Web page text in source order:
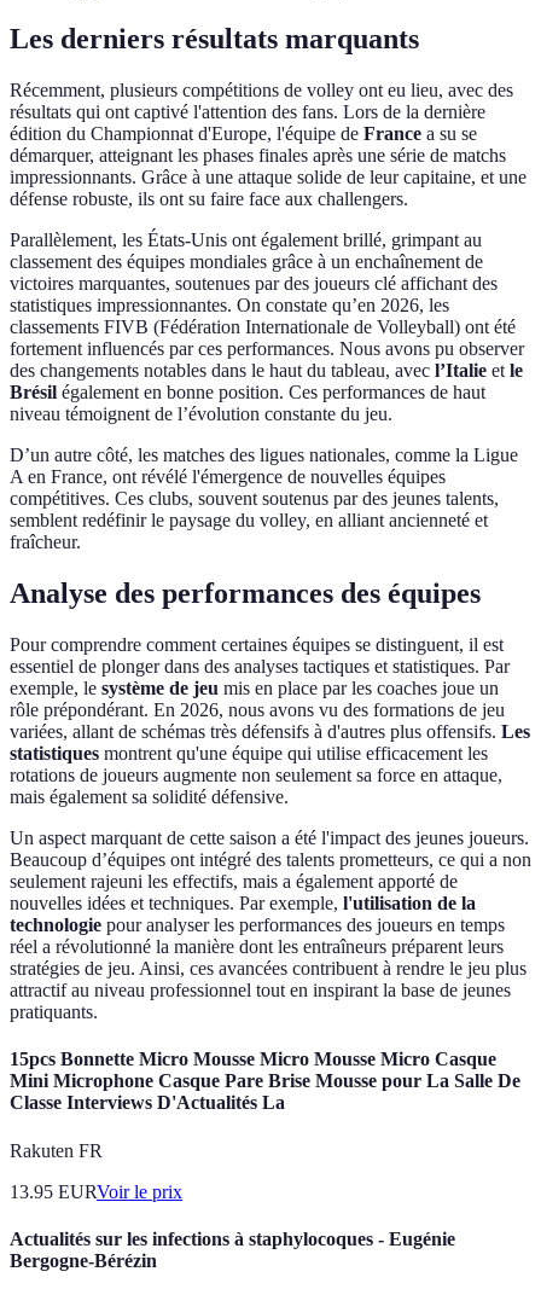
Les derniers résultats marquants
Récemment, plusieurs compétitions de volley ont eu lieu, avec des
résultats qui ont captivé l'attention des fans. Lors de la dernière
édition du Championnat d'Europe, l'équipe de France a su se
démarquer, atteignant les phases finales après une série de matchs
impressionnants. Grâce à une attaque solide de leur capitaine, et une
défense robuste, ils ont su faire face aux challengers.
Parallèlement, les États-Unis ont également brillé, grimpant au
classement des équipes mondiales grâce à un enchaînement de
victoires marquantes, soutenues par des joueurs clé affichant des
statistiques impressionnantes. On constate qu’en 2026, les
classements FIVB (Fédération Internationale de Volleyball) ont été
fortement influencés par ces performances. Nous avons pu observer
des changements notables dans le haut du tableau, avec l’Italie et le
Brésil également en bonne position. Ces performances de haut
niveau témoignent de l’évolution constante du jeu.
D’un autre côté, les matches des ligues nationales, comme la Ligue
A en France, ont révélé l'émergence de nouvelles équipes
compétitives. Ces clubs, souvent soutenus par des jeunes talents,
semblent redéfinir le paysage du volley, en alliant ancienneté et
fraîcheur.
Analyse des performances des équipes
Pour comprendre comment certaines équipes se distinguent, il est
essentiel de plonger dans des analyses tactiques et statistiques. Par
exemple, le système de jeu mis en place par les coaches joue un
rôle prépondérant. En 2026, nous avons vu des formations de jeu
variées, allant de schémas très défensifs à d'autres plus offensifs. Les
statistiques montrent qu'une équipe qui utilise efficacement les
rotations de joueurs augmente non seulement sa force en attaque,
mais également sa solidité défensive.
Un aspect marquant de cette saison a été l'impact des jeunes joueurs.
Beaucoup d’équipes ont intégré des talents prometteurs, ce qui a non
seulement rajeuni les effectifs, mais a également apporté de
nouvelles idées et techniques. Par exemple, l'utilisation de la
technologie pour analyser les performances des joueurs en temps
réel a révolutionné la manière dont les entraîneurs préparent leurs
stratégies de jeu. Ainsi, ces avancées contribuent à rendre le jeu plus
attractif au niveau professionnel tout en inspirant la base de jeunes
pratiquants.
15pcs Bonnette Micro Mousse Micro Mousse Micro Casque
Mini Microphone Casque Pare Brise Mousse pour La Salle De
Classe Interviews D'Actualités La
Rakuten FR
13.95 EURVoir le prix
Actualités sur les infections à staphylocoques - Eugénie
Bergogne-Bérézin